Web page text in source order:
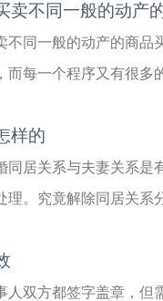
卖不同一般的动产
不同一般的动产的商
而每一个程序又有很
样的
同居关系与夫妻关系
理。究竟解除同居关系
人双方都签字盖章，